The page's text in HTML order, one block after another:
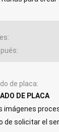
de placa
DE PLACA
imágenes
solicitar el